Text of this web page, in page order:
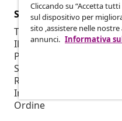
Servizio clienti
Traccia il tuo ordine
Il mio account
Pagamento
Spedizione e Consegna
Ritorno
Informazioni sul prodotto
Ordine
Cliccando su “Accetta
sul dispositivo per
sito ,assistere nelle
annunci. Informativa